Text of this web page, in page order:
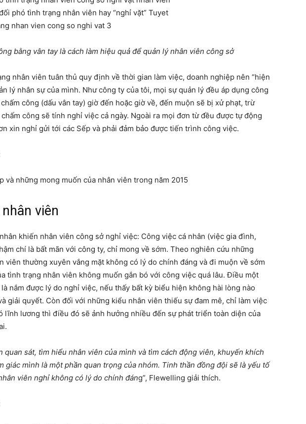
bằng vân tay là cách làm hiệu quả để quản lý nhân viên công sở
nhân viên tuân thủ quy định về thời gian làm việc, doanh nghiệp nên “hiện
lý nhân sự của mình. Như công ty của tôi, mọi sự quản lý đều áp dụng công
công (dấu vân tay) giờ đến hoặc giờ về, đến muộn sẽ bị xử phạt, trừ
công sẽ tính nghỉ việc cả ngày. Ngoài ra mọi đơn từ đều được tự động
xin nghỉ gửi tới các Sếp và phải đảm bảo được tiến trình công việc.
và những mong muốn của nhân viên trong năm 2015
viên
khiến nhân viên công sở nghỉ việc: Công việc cá nhân (việc gia đình,
chí là bất mãn với công ty, chỉ mong về sớm. Theo nghiên cứu những
viên thường xuyên vắng mặt không có lý do chính đáng và đi muộn về sớm
tình trạng nhân viên không muốn gắn bó với công việc quá lâu. Điều một
nắm được lý do nghỉ việc, nếu thấy bất kỳ biểu hiện không hài lòng nào
giải quyết. Còn đối với những kiểu nhân viên thiếu sự đam mê, chỉ làm việc
lĩnh lương thì điều đó sẽ ảnh hưởng nhiều đến sự phát triển toàn diện của
quan sát, tìm hiểu nhân viên của mình và tìm cách động viên, khuyến khích
giác mình là một phần quan trọng của nhóm. Tinh thần đồng đội sẽ là yếu tố
viên nghỉ không có lý do chính đáng”, Flewelling giải thích.